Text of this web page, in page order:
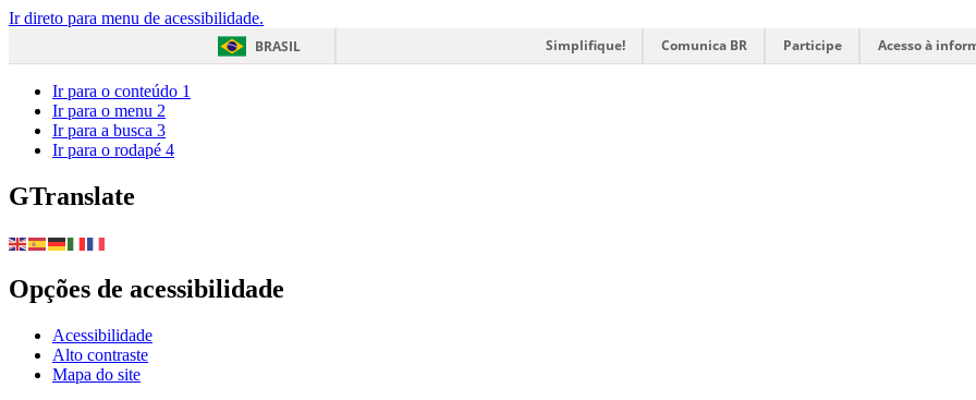
Ir direto para menu de acessibilidade.
BRASIL
Simplifique! Comunica BR Participe Acesso à
Ir para o conteúdo 1
Ir para o menu 2
Ir para a busca 3
Ir para o rodapé 4
GTranslate
Opções de acessibilidade
Acessibilidade
Alto contraste
Mapa do site